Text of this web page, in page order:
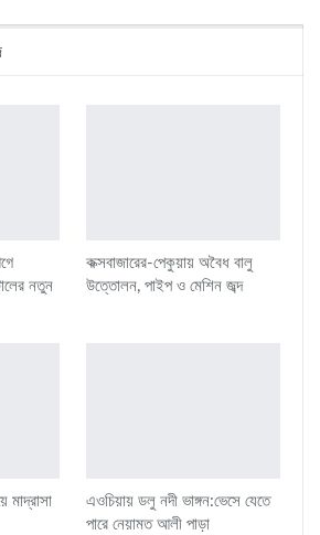
নতুন
কক্সবাজারের-পেকুয়ায় অবৈধ বালু
উত্তোলন, পাইপ ও মেশিন জব্দ
মাদ্রাসা
এওচিয়ায় ডলু নদী ভাঙ্গন:ভেসে যেতে
পারে নেয়ামত আলী পাড়া